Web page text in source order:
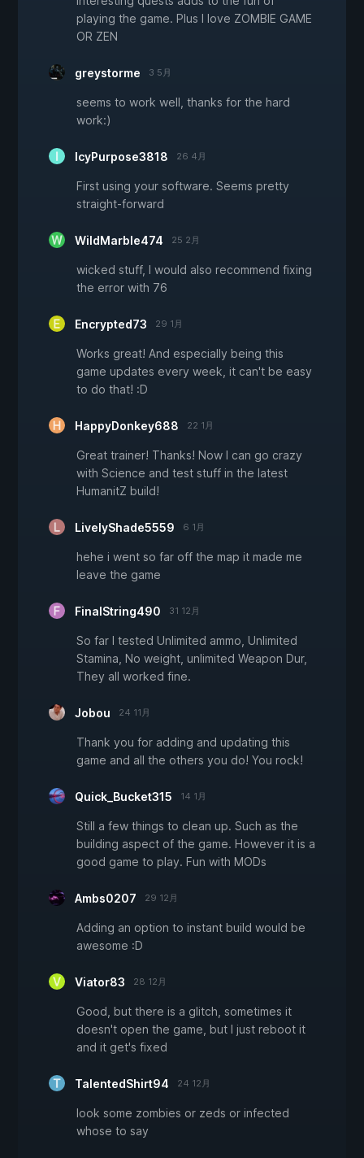
playing the game. Plus I love ZOMBIE GAME
OR ZEN
greystorme 3 5月
seems to work well, thanks for the hard
work:)
IcyPurpose3818 26 4月
First using your software. Seems pretty
straight-forward
WildMarble474 25 2月
wicked stuff, I would also recommend fixing
the error with 76
Encrypted73 29 1月
Works great! And especially being this
game updates every week, it can't be easy
to do that! :D
HappyDonkey688 22 1月
Great trainer! Thanks! Now I can go crazy
with Science and test stuff in the latest
HumanitZ build!
LivelyShade5559 6 1月
hehe i went so far off the map it made me
leave the game
FinalString490 31 12月
So far I tested Unlimited ammo, Unlimited
Stamina, No weight, unlimited Weapon Dur,
They all worked fine.
Jobou 24 11月
Thank you for adding and updating this
game and all the others you do! You rock!
Quick_Bucket315 14 1月
Still a few things to clean up. Such as the
building aspect of the game. However it is a
good game to play. Fun with MODs
Ambs0207 29 12月
Adding an option to instant build would be
awesome :D
Viator83 28 12月
Good, but there is a glitch, sometimes it
doesn't open the game, but I just reboot it
and it get's fixed
TalentedShirt94 24 12月
look some zombies or zeds or infected
whose to say